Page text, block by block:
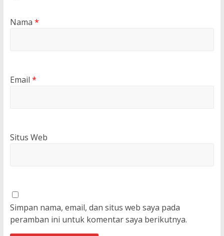
Nama *
Email *
Situs Web
Simpan nama, email, dan situs web saya pada
peramban ini untuk komentar saya berikutnya.